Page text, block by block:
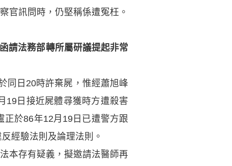
官訊問時，仍堅稱係遭冤枉。
請法務部轉所屬研議提起非常
同日20時許棄屍，惟經蕭旭峰
19日接近屍體尋獲時方遭殺害
於86年12月19日已遭警方跟
經驗法則及論理法則。
本存有疑義，擬邀請法醫師再